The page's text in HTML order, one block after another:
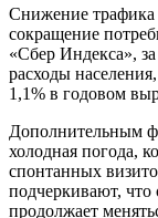
Снижение трафика
сокращение
«Сбер Индекса»,
расходы
1,1% в годовом
Дополнительным
холодная погода,
спонтанных
подчеркивают, что
продолжает